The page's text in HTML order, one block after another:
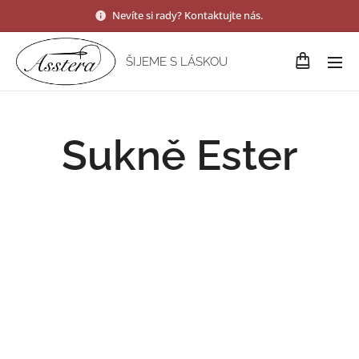
Nevíte si rady? Kontaktujte nás.
ŠIJEME S LÁSKOU
Sukně Ester